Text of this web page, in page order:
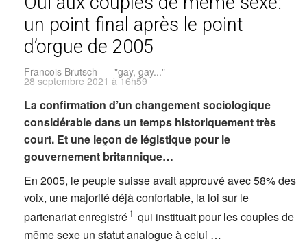
un point final après le point
d’orgue de 2005
Francois Brutsch - "gay, gay..." -
28 septembre 2021 à 16h59
La confirmation d’un changement sociologique
considérable dans un temps historiquement très
court. Et une leçon de légistique pour le
gouvernement britannique…
En 2005, le peuple suisse avait approuvé avec 58% des
voix, une majorité déjà confortable, la loi sur le
partenariat enregistré1 qui instituait pour les couples de
même sexe un statut analogue à celui …